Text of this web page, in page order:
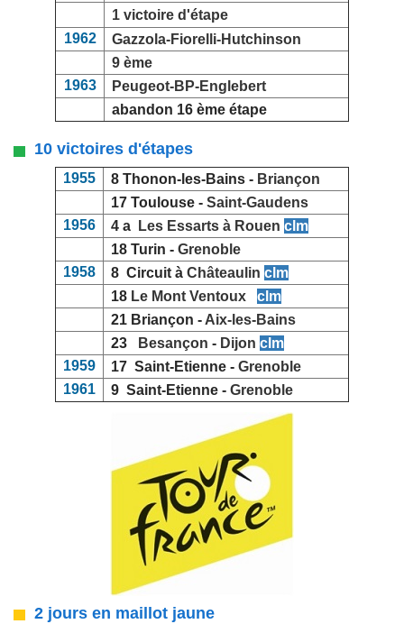
1 victoire d'étape
1962
Gazzola-Fiorelli-Hutchinson
9 ème
1963
Peugeot-BP-Englebert
abandon 16 ème étape
10 victoires d'étapes
1955 8 Thonon-les-Bains - Briançon
17 Toulouse - Saint-Gaudens
1956
4 a Les Essarts à Rouen clm
18 Turin - Grenoble
1958
8 Circuit à Châteaulin clm
18 Le Mont Ventoux
clm
21 Briançon - Aix-les-Bains
23
Besançon - Dijon clm
1959
17 Saint-Etienne - Grenoble
1961
9 Saint-Etienne - Grenoble
2 jours en maillot jaune